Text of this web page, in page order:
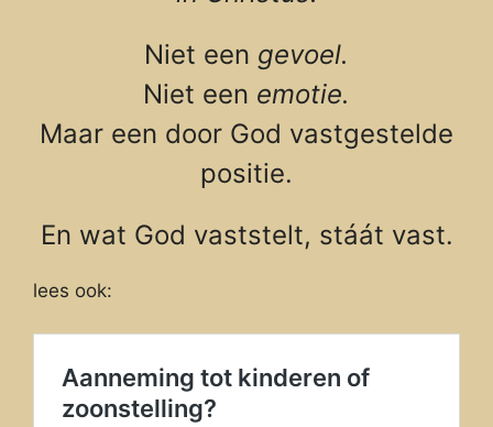
Niet een gevoel.
Niet een emotie.
Maar een door God vastgestelde
positie.
En wat God vaststelt, stáát vast.
lees ook: